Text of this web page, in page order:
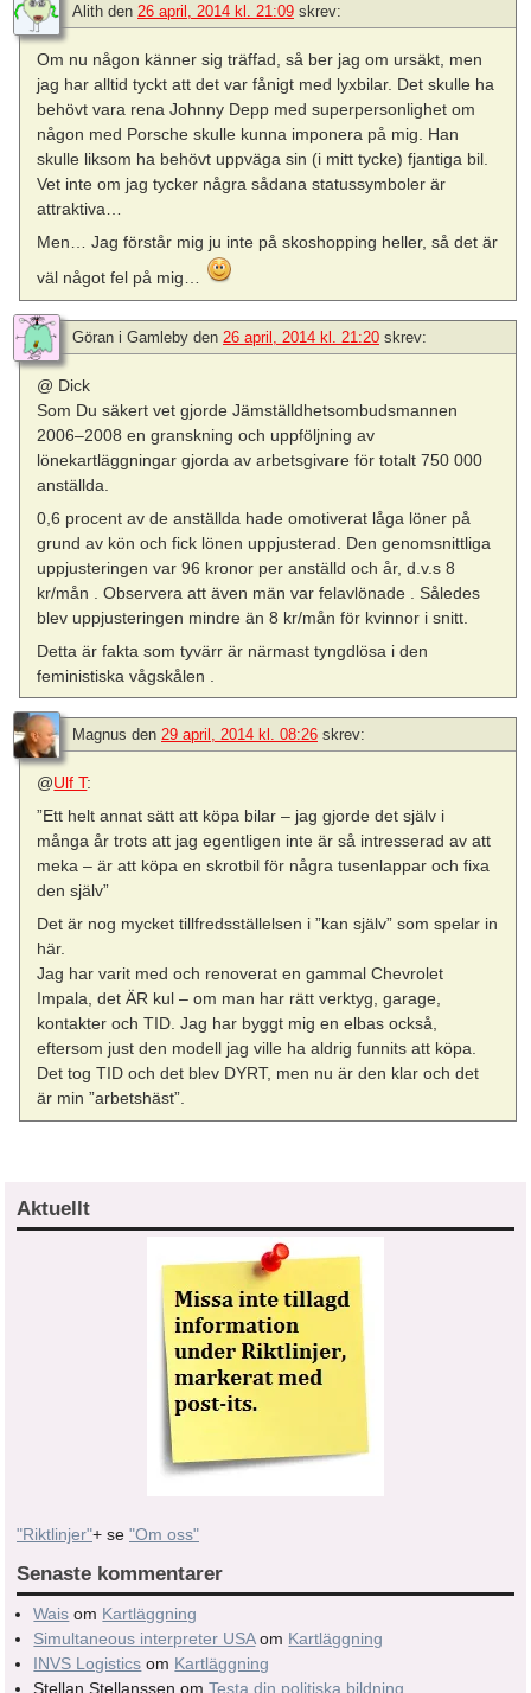
Alith den 26 april, 2014 kl. 21:09 skrev:
Om nu någon känner sig träffad, så ber jag om ursäkt, men
jag har alltid tyckt att det var fånigt med lyxbilar. Det skulle ha
behövt vara rena Johnny Depp med superpersonlighet om
någon med Porsche skulle kunna imponera på mig. Han
skulle liksom ha behövt uppväga sin (i mitt tycke) fjantiga bil.
Vet inte om jag tycker några sådana statussymboler är
attraktiva…
Men… Jag förstår mig ju inte på skoshopping heller, så det är
väl något fel på mig…
Göran i Gamleby den 26 april, 2014 kl. 21:20 skrev:
@ Dick
Som Du säkert vet gjorde Jämställdhetsombudsmannen
2006–2008 en granskning och uppföljning av
lönekartläggningar gjorda av arbetsgivare för totalt 750 000
anställda.
0,6 procent av de anställda hade omotiverat låga löner på
grund av kön och fick lönen uppjusterad. Den genomsnittliga
uppjusteringen var 96 kronor per anställd och år, d.v.s 8
kr/mån . Observera att även män var felavlönade . Således
blev uppjusteringen mindre än 8 kr/mån för kvinnor i snitt.
Detta är fakta som tyvärr är närmast tyngdlösa i den
feministiska vågskålen .
Magnus den 29 april, 2014 kl. 08:26 skrev:
@Ulf T:
”Ett helt annat sätt att köpa bilar – jag gjorde det själv i
många år trots att jag egentligen inte är så intresserad av att
meka – är att köpa en skrotbil för några tusenlappar och fixa
den själv”
Det är nog mycket tillfredsställelsen i ”kan själv” som spelar in
här.
Jag har varit med och renoverat en gammal Chevrolet
Impala, det ÄR kul – om man har rätt verktyg, garage,
kontakter och TID. Jag har byggt mig en elbas också,
eftersom just den modell jag ville ha aldrig funnits att köpa.
Det tog TID och det blev DYRT, men nu är den klar och det
är min ”arbetshäst”.
Aktuellt
"Riktlinjer"+ se "Om oss"
Senaste kommentarer
Wais om Kartläggning
Simultaneous interpreter USAom Kartläggning
INVS Logistics om Kartläggning
Stellan Stellanssen omTesta din politiska bildning